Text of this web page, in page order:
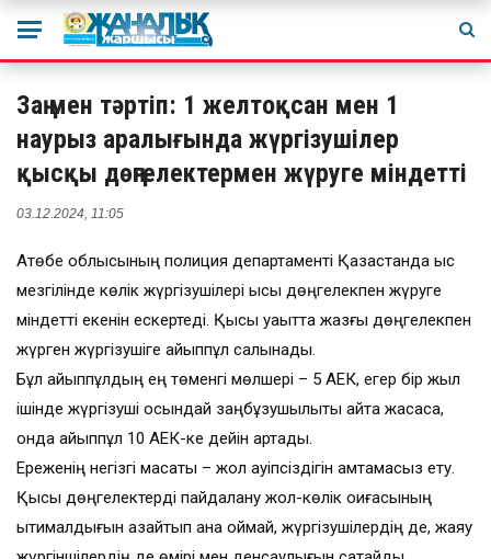
Заң мен тәртіп: 1 желтоқсан мен 1
наурыз аралығында жүргізушілер
қысқы дөңгелектермен жүруге міндетті
03.12.2024, 11:05
Ақтөбе облысының полиция департаменті Қазақстанда қыс
мезгілінде көлік жүргізушілері қысқы дөңгелекпен жүруге
міндетті екенін ескертеді. Қысқы уақытта жазғы дөңгелекпен
жүрген жүргізушіге айыппұл салынады.
Бұл айыппұлдың ең төменгі мөлшері – 5 АЕК, егер бір жыл
ішінде жүргізуші осындай заңбұзушылықты қайта жасаса,
онда айыппұл 10 АЕК-ке дейін артады.
Ереженің негізгі мақсаты – жол қауіпсіздігін қамтамасыз ету.
Қысқы дөңгелектерді пайдалану жол-көлік оқиғасының
ықтималдығын азайтып қана қоймай, жүргізушілердің де, жаяу